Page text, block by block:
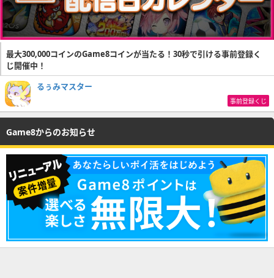
最大300,000コインのGame8コインが当たる！30秒で引ける事前登録く
じ開催中！
るぅみマスター
事前登録くじ
Game8からのお知らせ